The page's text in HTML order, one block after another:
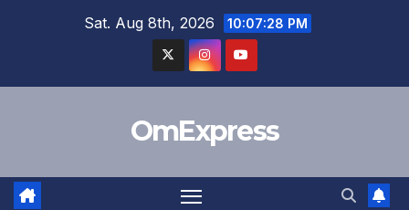
Sat. Aug 8th, 2026 10:07:29 PM
OmExpress